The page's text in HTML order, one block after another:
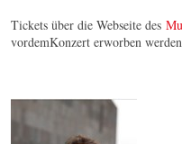
Tickets über die Webseite des
vordemKonzert erworben